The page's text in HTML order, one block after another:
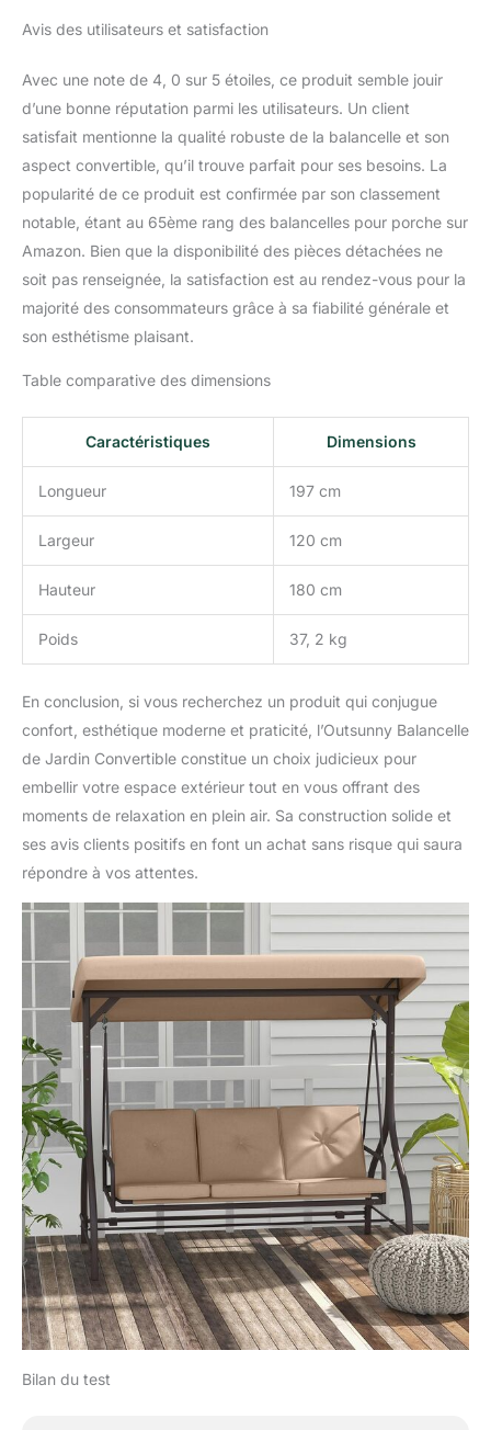
Avis des utilisateurs et satisfaction
Avec une note de 4, 0 sur 5 étoiles, ce produit semble jouir
d’une bonne réputation parmi les utilisateurs. Un client
satisfait mentionne la qualité robuste de la balancelle et son
aspect convertible, qu’il trouve parfait pour ses besoins. La
popularité de ce produit est confirmée par son classement
notable, étant au 65ème rang des balancelles pour porche sur
Amazon. Bien que la disponibilité des pièces détachées ne
soit pas renseignée, la satisfaction est au rendez-vous pour la
majorité des consommateurs grâce à sa fiabilité générale et
son esthétisme plaisant.
Table comparative des dimensions
Caractéristiques Dimensions
Longueur 197 cm
Largeur 120 cm
Hauteur 180 cm
Poids 37, 2 kg
En conclusion, si vous recherchez un produit qui conjugue
confort, esthétique moderne et praticité, l’Outsunny Balancelle
de Jardin Convertible constitue un choix judicieux pour
embellir votre espace extérieur tout en vous offrant des
moments de relaxation en plein air. Sa construction solide et
ses avis clients positifs en font un achat sans risque qui saura
répondre à vos attentes.
Bilan du test